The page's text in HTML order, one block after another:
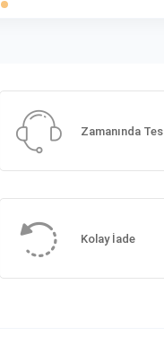
Zamanında
Kolay İade